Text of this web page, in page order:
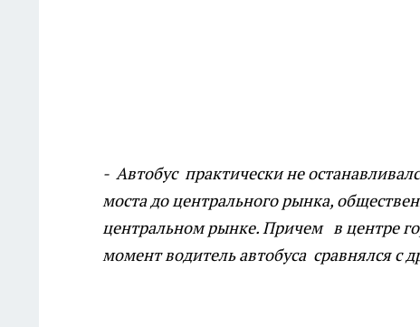
- Автобус практически не
моста до центрального рынка,
центральном рынке. Причем в центре
момент водитель автобуса сравнялся с